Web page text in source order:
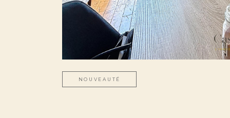
NOUVEAUTÉ